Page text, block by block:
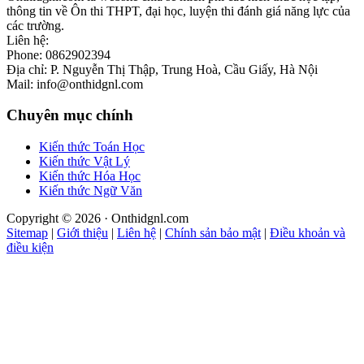
thông tin về Ôn thi THPT, đại học, luyện thi đánh giá năng lực của
các trường.
Liên hệ:
Phone: 0862902394
Địa chỉ: P. Nguyễn Thị Thập, Trung Hoà, Cầu Giấy, Hà Nội
Mail: info@onthidgnl.com
Chuyên mục chính
Kiến thức Toán Học
Kiến thức Vật Lý
Kiến thức Hóa Học
Kiến thức Ngữ Văn
Copyright © 2026 · Onthidgnl.com
Sitemap | Giới thiệu | Liên hệ | Chính sản bảo mật | Điều khoản và
điều kiện